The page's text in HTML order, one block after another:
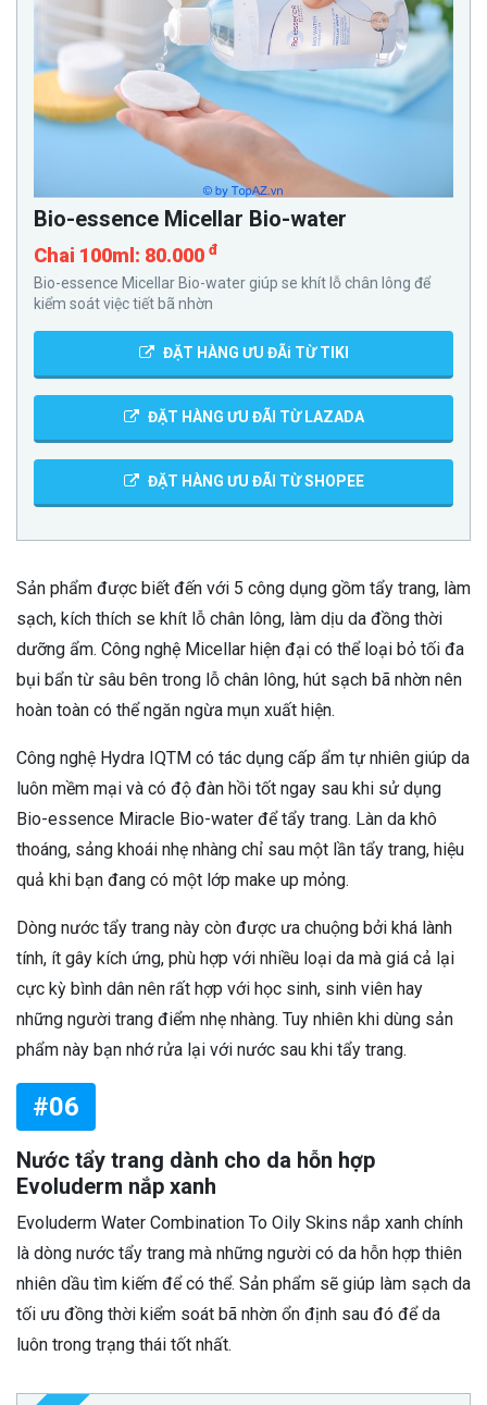
Bio-essence Micellar Bio-water
Chai 100ml: 80.000 đ
Bio-essence Micellar Bio-water giúp se khít lỗ chân lông để
kiểm soát việc tiết bã nhờn
ĐẶT HÀNG ƯU ĐÃi TỪ TIKI
ĐẶT HÀNG ƯU ĐÃI TỪ LAZADA
ĐẶT HÀNG ƯU ĐÃI TỪ SHOPEE
Sản phẩm được biết đến với 5 công dụng gồm tẩy trang, làm
sạch, kích thích se khít lỗ chân lông, làm dịu da đồng thời
dưỡng ẩm. Công nghệ Micellar hiện đại có thể loại bỏ tối đa
bụi bẩn từ sâu bên trong lỗ chân lông, hút sạch bã nhờn nên
hoàn toàn có thể ngăn ngừa mụn xuất hiện.
Công nghệ Hydra IQTM có tác dụng cấp ẩm tự nhiên giúp da
luôn mềm mại và có độ đàn hồi tốt ngay sau khi sử dụng
Bio-essence Miracle Bio-water để tẩy trang. Làn da khô
thoáng, sảng khoái nhẹ nhàng chỉ sau một lần tẩy trang, hiệu
quả khi bạn đang có một lớp make up mỏng.
Dòng nước tẩy trang này còn được ưa chuộng bởi khá lành
tính, ít gây kích ứng, phù hợp với nhiều loại da mà giá cả lại
cực kỳ bình dân nên rất hợp với học sinh, sinh viên hay
những người trang điểm nhẹ nhàng. Tuy nhiên khi dùng sản
phẩm này bạn nhớ rửa lại với nước sau khi tẩy trang.
#06
Nước tẩy trang dành cho da hỗn hợp
Evoluderm nắp xanh
Evoluderm Water Combination To Oily Skins nắp xanh chính
là dòng nước tẩy trang mà những người có da hỗn hợp thiên
nhiên dầu tìm kiếm để có thể. Sản phẩm sẽ giúp làm sạch da
tối ưu đồng thời kiểm soát bã nhờn ổn định sau đó để da
luôn trong trạng thái tốt nhất.